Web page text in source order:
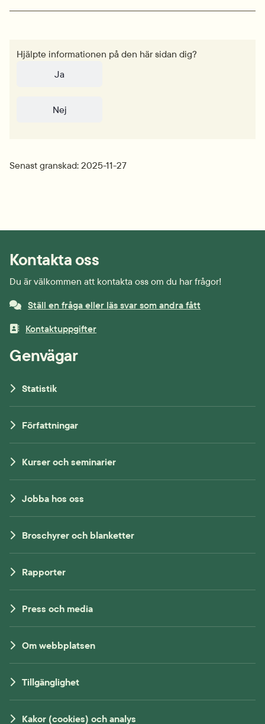
Hjälpte informationen på den här sidan dig?
Ja
Nej
Senast granskad: 2025-11-27
Kontakta oss
Du är välkommen att kontakta oss om du har frågor!
Ställ en fråga eller läs svar som andra fått
Kontaktuppgifter
Genvägar
Statistik
Författningar
Kurser och seminarier
Jobba hos oss
Broschyrer och blanketter
Rapporter
Press och media
Om webbplatsen
Tillgänglighet
Kakor (cookies) och analys